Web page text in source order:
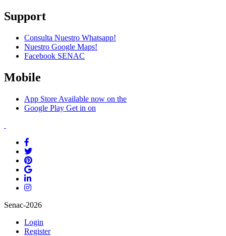
Support
Consulta Nuestro Whatsapp!
Nuestro Google Maps!
Facebook SENAC
Mobile
App Store Available now on the
Google Play Get in on
Senac-2026
Login
Register